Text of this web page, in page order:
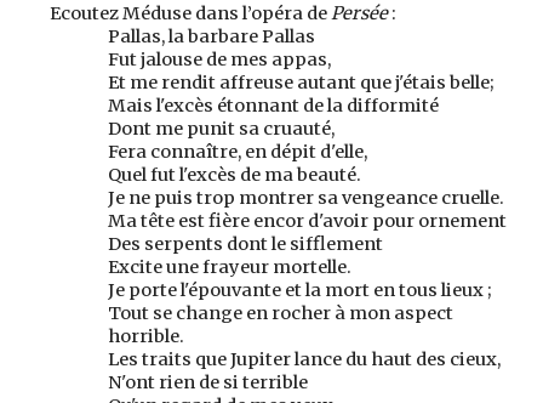
Ecoutez Méduse dans l’opéra dePersée:
Pallas, la barbare Pallas
Fut jalouse de mes appas,
Et me rendit affreuse autant que j'étais belle;
Mais l'excès étonnant de la difformité
Dont me punit sa cruauté,
Fera connaître, en dépit d'elle,
Quel fut l'excès de ma beauté.
Je ne puis trop montrer sa vengeance cruelle.
Ma tête est fière encor d'avoir pour ornement
Des serpents dont le sifflement
Excite une frayeur mortelle.
Je porte l'épouvante et la mort en tous lieux ;
Tout se change en rocher à mon aspect
horrible.
Les traits que Jupiter lance du haut des cieux,
N'ont rien de si terrible